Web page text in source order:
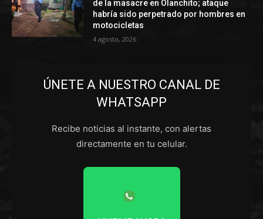
de la masacre en Olanchito; ataque
habría sido perpetrado por hombres en
motocicletas
4 agosto, 2026
ÚNETE A NUESTRO CANAL DE
WHATSAPP
Recibe noticias al instante, con alertas
directamente en tu celular.